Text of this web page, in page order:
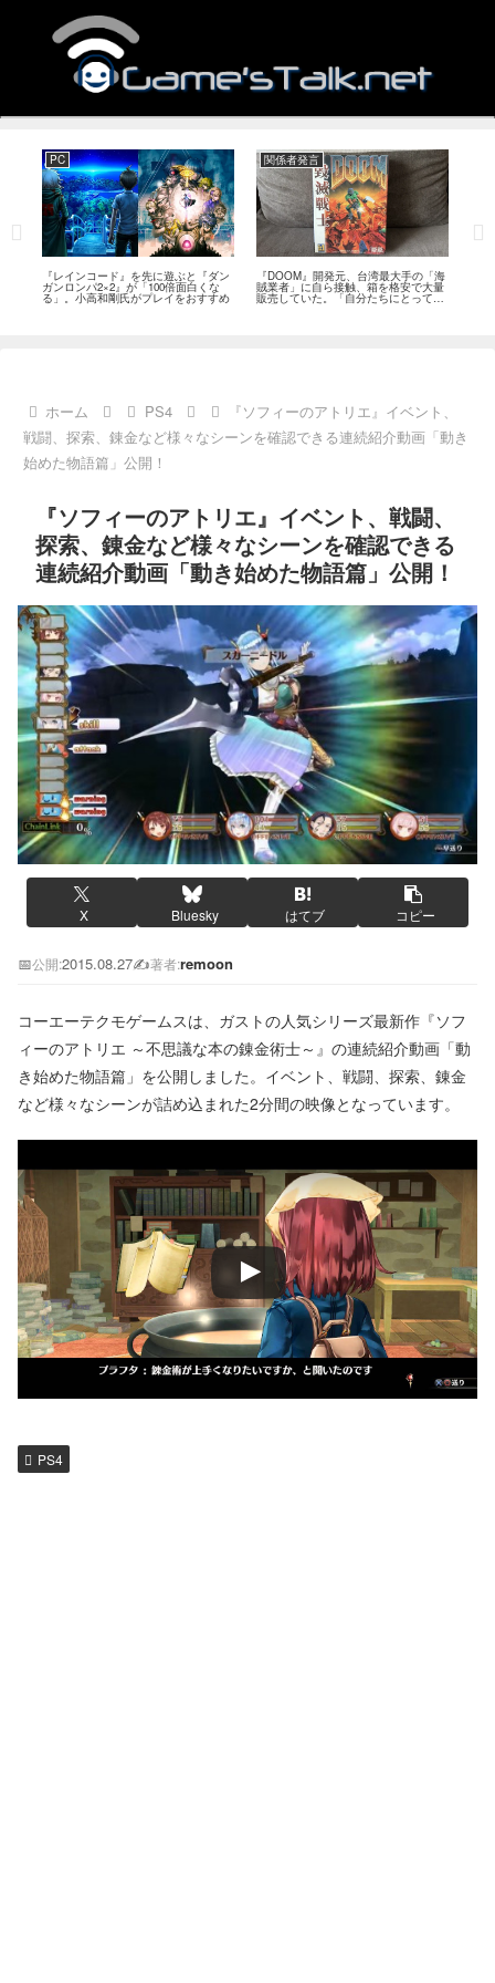
PC
『レインコード』を先に遊ぶと『ダン
ガンロンパ2×2』が「100倍面白くな
る」。小高和剛氏がプレイをおすすめ
関係者発言
『DOOM』開発元、台湾最大手の「海
賊業者」に自ら接触、箱を格安で大量
販売していた。「自分たちにとっては
流通だった」
ホーム PS4
『ソフィーのアトリエ』イベント、
戦闘、探索、錬金など様々なシーンを確認できる連続紹介動画「動き
始めた物語篇」公開！
『ソフィーのアトリエ』イベント、戦闘、
探索、錬金など様々なシーンを確認できる
連続紹介動画「動き始めた物語篇」公開！
X Bluesky はてブ コピー
📅公開:2015.08.27✍️著者:remoon
コーエーテクモゲームスは、ガストの人気シリーズ最新作『ソフ
ィーのアトリエ ～不思議な本の錬金術士～』の連続紹介動画「動
き始めた物語篇」を公開しました。イベント、戦闘、探索、錬金
など様々なシーンが詰め込まれた2分間の映像となっています。
PS4